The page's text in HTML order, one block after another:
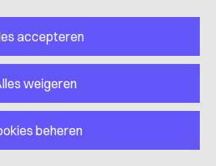
staatssecretaris tegen
exotische muggen
accepteren
weigeren
beheren